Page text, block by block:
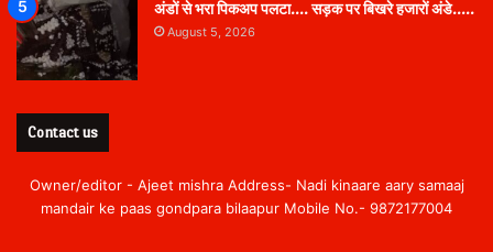
अंडों से भरा पिकअप पलटा…. सड़क पर बिखरे हजारों अंडे…..
August 5, 2026
Contact us
Owner/editor - Ajeet mishra Address- Nadi kinaare aary samaaj
mandair ke paas gondpara bilaapur Mobile No.- 9872177004